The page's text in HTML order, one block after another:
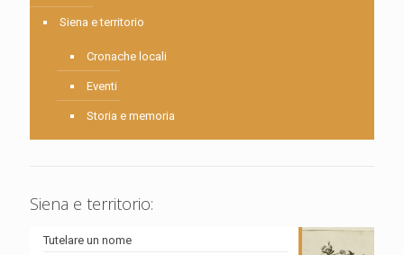
Siena e territorio
Cronache locali
Eventi
Storia e memoria
Siena e territorio:
Tutelare un nome